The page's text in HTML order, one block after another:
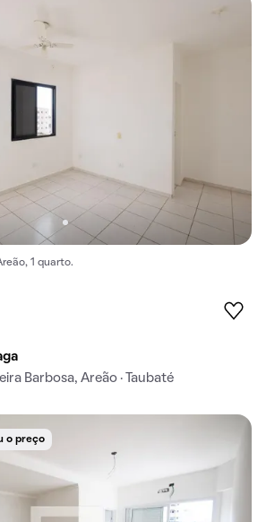
1 quarto.
Barbosa, Areão · Taubaté
o preço